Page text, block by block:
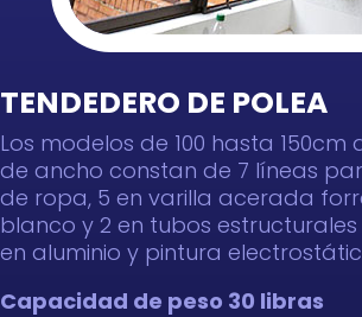
TENDEDERO DE POLEA
Los modelos de 100 hasta 150cm
de ancho constan de 7 líneas
de ropa, 5 en varilla acerada
blanco y 2 en tubos
en aluminio y pintura
Capacidad de peso 30 libras